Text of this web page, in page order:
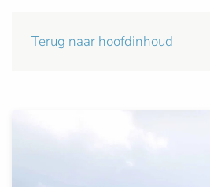
Terug naar hoofdinhoud